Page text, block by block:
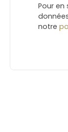
Pour
notre